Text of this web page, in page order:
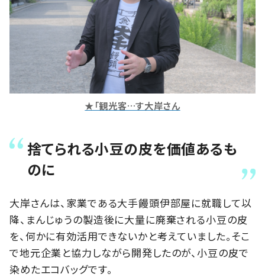
★「観光客…す大岸さん
捨てられる小豆の皮を価値あるも
のに
大岸さんは、家業である大手饅頭伊部屋に就職して以
降、まんじゅうの製造後に大量に廃棄される小豆の皮
を、何かに有効活用できないかと考えていました。そこ
で地元企業と協力しながら開発したのが、小豆の皮で
染めたエコバッグです。